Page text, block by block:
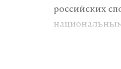
российских